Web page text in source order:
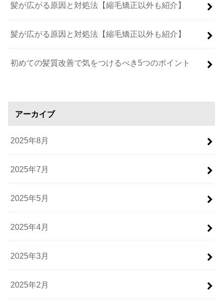
髪が広がる原因と対処法【縮毛矯正以外も紹介】
髪が広がる原因と対処法【縮毛矯正以外も紹介】
初めての髪質改善で気をつけるべき5つのポイント
アーカイブ
2025年8月
2025年7月
2025年5月
2025年4月
2025年3月
2025年2月